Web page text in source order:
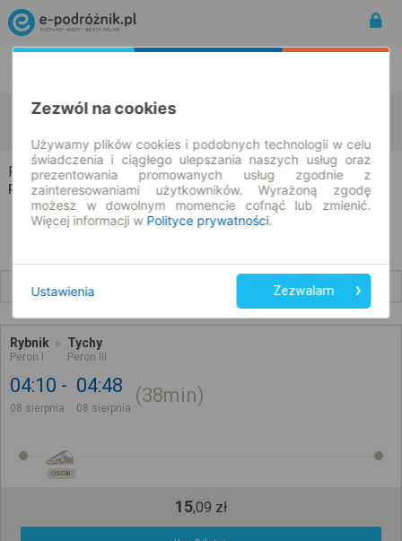
Rybnik Tychy
Rybnik → Tychy
Rozkład jazdy i bilety
Rybnik
Peron I
Tychy
Peron III
04:10
08 sierpnia
04:48
08 sierpnia
38min
OSOB.
15,09 zł
Zezwól na cookies
Używamy plików cookies i podobnych technologii w celu
świadczenia i ciągłego ulepszania naszych usług oraz
prezentowania promowanych usług zgodnie z
zainteresowaniami użytkowników. Wyrażoną zgodę
możesz w dowolnym momencie cofnąć lub zmienić.
Więcej informacji w Polityce prywatności.
Ustawienia Zezwalam